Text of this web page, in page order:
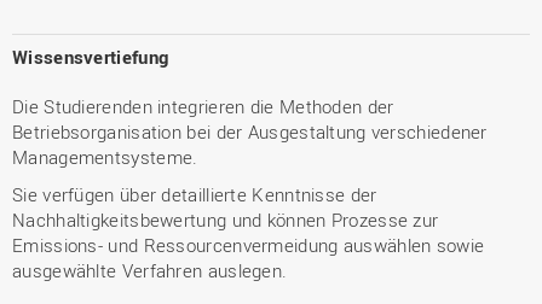
Wissensvertiefung
Die Studierenden integrieren die Methoden der
Betriebsorganisation bei der Ausgestaltung verschiedener
Managementsysteme.
Sie verfügen über detaillierte Kenntnisse der
Nachhaltigkeitsbewertung und können Prozesse zur
Emissions- und Ressourcenvermeidung auswählen sowie
ausgewählte Verfahren auslegen.